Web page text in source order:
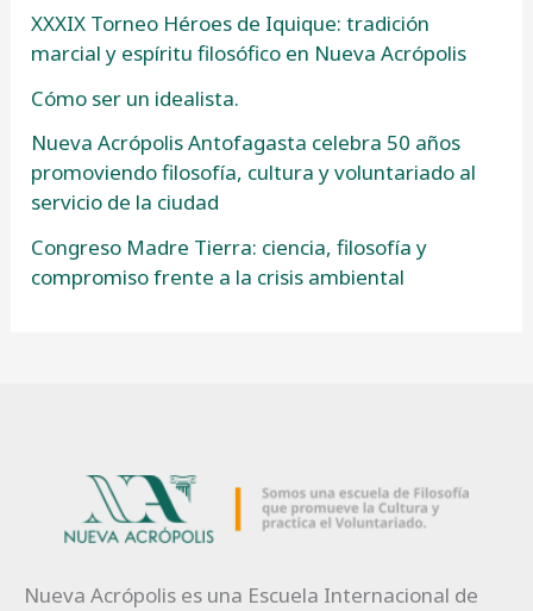
XXXIX Torneo Héroes de Iquique: tradición
marcial y espíritu filosófico en Nueva Acrópolis
Cómo ser un idealista.
Nueva Acrópolis Antofagasta celebra 50 años
promoviendo filosofía, cultura y voluntariado al
servicio de la ciudad
Congreso Madre Tierra: ciencia, filosofía y
compromiso frente a la crisis ambiental
Nueva Acrópolis es una Escuela Internacional de